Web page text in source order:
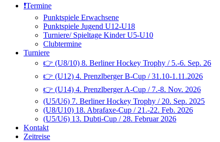
❗️Termine
Punktspiele Erwachsene
Punktspiele Jugend U12-U18
Turniere/ Spieltage Kinder U5-U10
Clubtermine
Turniere
👉 (U8/10) 8. Berliner Hockey Trophy / 5.-6. Sep. 26
👉 (U12) 4. Prenzlberger B-Cup / 31.10-1.11.2026
👉 (U14) 4. Prenzlberger A-Cup / 7.-8. Nov. 2026
(U5/U6) 7. Berliner Hockey Trophy / 20. Sep. 2025
(U8/U10) 18. Abrafaxe-Cup / 21.-22. Feb. 2026
(U5/U6) 13. Dubti-Cup / 28. Februar 2026
Kontakt
Zeitreise